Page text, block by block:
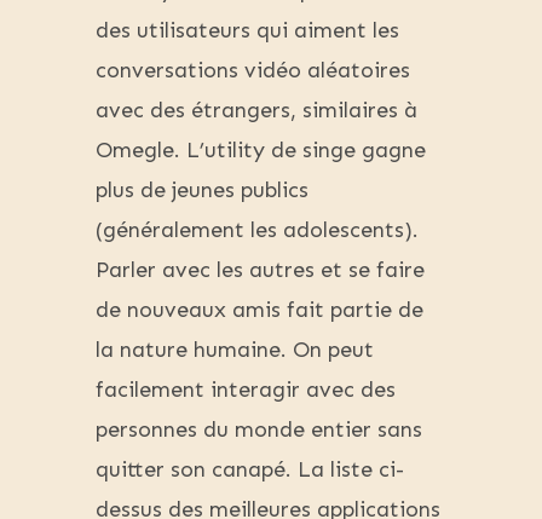
des utilisateurs qui aiment les
conversations vidéo aléatoires
avec des étrangers, similaires à
Omegle. L’utility de singe gagne
plus de jeunes publics
(généralement les adolescents).
Parler avec les autres et se faire
de nouveaux amis fait partie de
la nature humaine. On peut
facilement interagir avec des
personnes du monde entier sans
quitter son canapé. La liste ci-
dessus des meilleures applications